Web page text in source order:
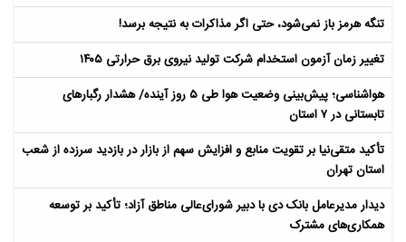
تنگه هرمز باز نمی‌شود، حتی اگر مذاکرات به نتیجه برسد!
تغییر زمان آزمون استخدام شرکت تولید نیروی برق حرارتی ۱۴۰۵
هواشناسی؛ پیش‌بینی وضعیت هوا طی ۵ روز آینده/ هشدار رگبارهای
تابستانی در ۷ استان
تأکید متقی‌نیا بر تقویت منابع و افزایش سهم از بازار در بازدید سرزده از شعب
استان تهران
دیدار مدیرعامل بانک دی با دبیر شورای‌عالی مناطق آزاد؛ تأکید بر توسعه
همکاری‌های مشترک